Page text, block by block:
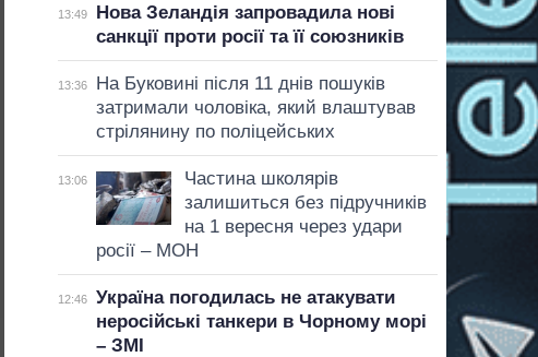
13:49
Нова Зеландія запровадила нові
санкції проти росії та її союзників
13:36
На Буковині після 11 днів пошуків
затримали чоловіка, який влаштував
стрілянину по поліцейських
13:06
Частина школярів
залишиться без підручників
на 1 вересня через удари
росії – МОН
12:46
Україна погодилась не атакувати
неросійські танкери в Чорному морі
– ЗМІ